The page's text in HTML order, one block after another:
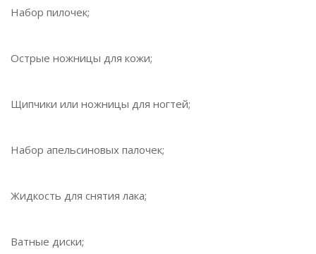
Набор пилочек;
Острые ножницы для кожи;
Щипчики или ножницы для ногтей;
Набор апельсиновых палочек;
Жидкость для снятия лака;
Ватные диски;